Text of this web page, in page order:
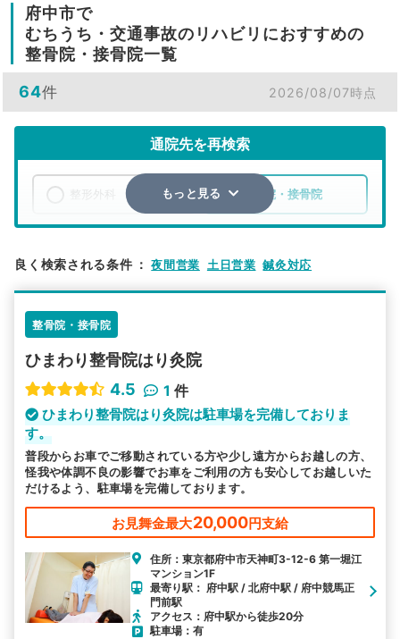
府中市で
むちうち・交通事故のリハビリにおすすめの
整骨院・接骨院一覧
64件 2026/08/07時点
通院先を再検索
整骨院・接骨院
検索する
駅から探す 院名から探す
もっと見る
良く検索される条件 ： 夜間営業 土日営業 鍼灸対応
整骨院・接骨院
ひまわり整骨院はり灸院
4.5
1 件
ひまわり整骨院はり灸院は駐車場を完備しておりま
す。
普段からお車でご移動されている方や少し遠方からお越しの方、
怪我や体調不良の影響でお車をご利用の方も安心してお越しいた
だけるよう、駐車場を完備しております。
お見舞金最大20,000円支給
住所：東京都府中市天神町3-12-6 第一堀江
マンション1F
最寄り駅： 府中駅 / 北府中駅 / 府中競馬正
門前駅
アクセス：府中駅から徒歩20分
駐車場：有